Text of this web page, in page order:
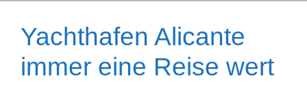
Yachthafen Alicante
immer eine Reise wert